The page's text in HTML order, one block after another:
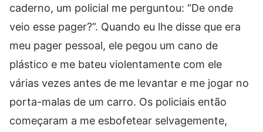
caderno, um policial me perguntou: “De onde
veio esse pager?”. Quando eu lhe disse que era
meu pager pessoal, ele pegou um cano de
plástico e me bateu violentamente com ele
várias vezes antes de me levantar e me jogar no
porta-malas de um carro. Os policiais então
começaram a me esbofetear selvagemente,